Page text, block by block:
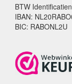
BTW
IBAN:
BIC: RABONL2U